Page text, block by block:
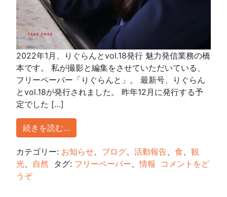
2022年1月、りぐらんとvol.18発行 魅力発信業務の橋
本です。 私が撮影と編集をさせていただいている、
フリーペーパー「りぐらんと」。 最新号、りぐらん
とvol.18が発行されました。 昨年12月に発行する予
定でした […]
続きを読む…
カテゴリー: お知らせ、 ブログ、 活動報告、 食、 観
光、 自然 タグ: フリーペーパー、情報
コメントをど
うぞ